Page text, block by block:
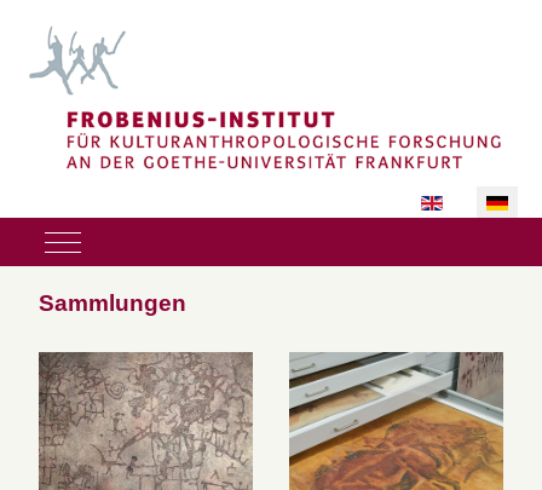
Sprache
Mobile Menu Toggle
Sammlungen